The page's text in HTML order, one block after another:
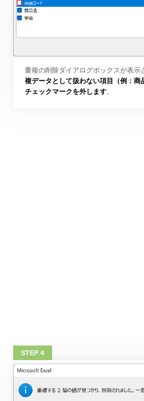
重複の削除ダイアログボックスが表示
複データとして扱わない項目（例：商
チェックマークを外します。